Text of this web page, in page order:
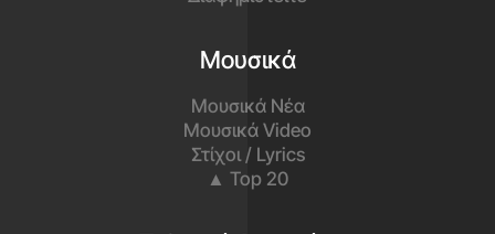
Μουσικά
Μουσικά Νέα
Μουσικά Video
Στίχοι / Lyrics
▲ Top 20